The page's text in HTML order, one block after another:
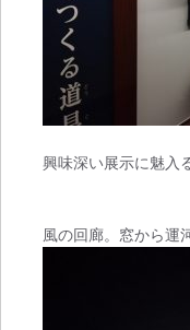
興味深い展示に魅入
風の回廊。窓から運